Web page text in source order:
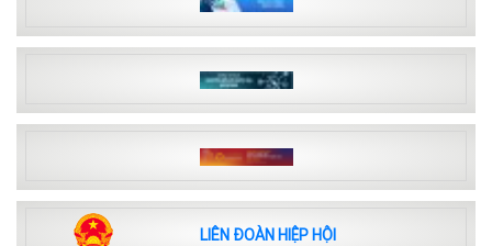
LIÊN ĐOÀN HIỆP HỘI